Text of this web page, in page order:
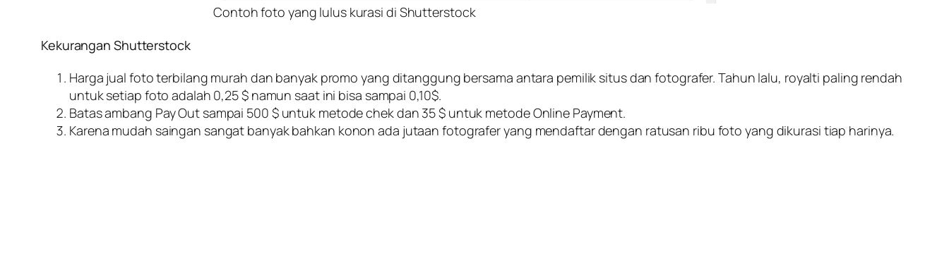
Contoh foto yang lulus kurasi di Shutterstock
Kekurangan Shutterstock
Harga jual foto terbilang murah dan banyak promo yang ditanggung bersama antara pemilik situs dan fotografer. Tahun lalu, royalti paling rendah
untuk setiap foto adalah 0,25 $ namun saat ini bisa sampai 0,10$.
Batas ambang Pay Out sampai 500 $ untuk metode chek dan 35 $ untuk metode Online Payment.
Karena mudah saingan sangat banyak bahkan konon ada jutaan fotografer yang mendaftar dengan ratusan ribu foto yang dikurasi tiap harinya.